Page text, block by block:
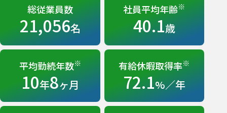
総従業員数
21,056名
社員平均年齢※
40.1歳
平均勤続年数※
10年8ヶ月
有給休暇取得率※
72.1%／年